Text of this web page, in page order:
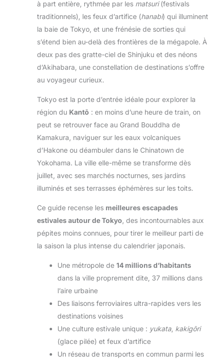
à part entière, rythmée par les matsuri(festivals
traditionnels), les feux d’artifice (hanabi) qui illuminent
la baie de Tokyo, et une frénésie de sorties qui
s’étend bien au-delà des frontières de la mégapole. À
deux pas des gratte-ciel de Shinjuku et des néons
d’Akihabara, une constellation de destinations s’offre
au voyageur curieux.
Tokyo est la porte d’entrée idéale pour explorer la
région du Kantō : en moins d’une heure de train, on
peut se retrouver face au Grand Bouddha de
Kamakura, naviguer sur les eaux volcaniques
d’Hakone ou déambuler dans le Chinatown de
Yokohama. La ville elle-même se transforme dès
juillet, avec ses marchés nocturnes, ses jardins
illuminés et ses terrasses éphémères sur les toits.
Ce guide recense les meilleures escapades
estivales autour de Tokyo , des incontournables aux
pépites moins connues, pour tirer le meilleur parti de
la saison la plus intense du calendrier japonais.
Une métropole de 14 millions d’habitants
dans la ville proprement dite, 37 millions dans
l’aire urbaine
Des liaisons ferroviaires ultra-rapides vers les
destinations voisines
Une culture estivale unique : yukata kakigōri
(glace pilée) et feux d’artifice
Un réseau de transports en commun parmi les